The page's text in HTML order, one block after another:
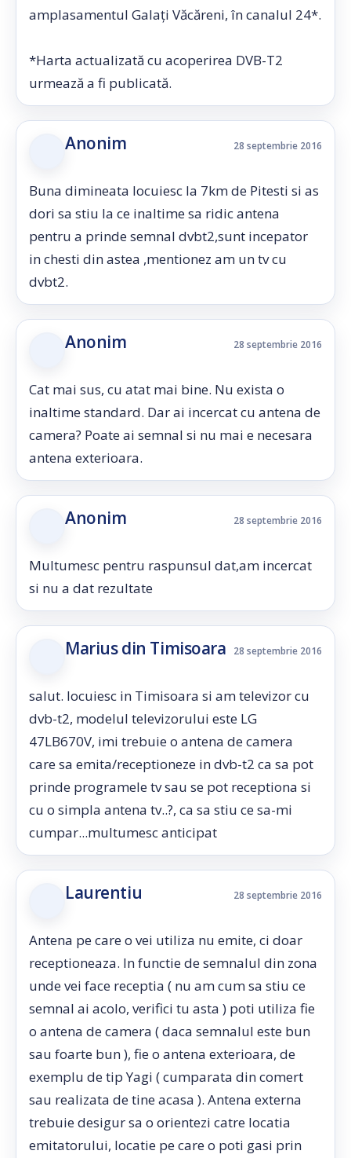
amplasamentul Galaţi Văcăreni, în canalul 24*.
*Harta actualizată cu acoperirea DVB-T2
urmează a fi publicată.
Anonim 28 septembrie 2016
Buna dimineata locuiesc la 7km de Pitesti si as
dori sa stiu la ce inaltime sa ridic antena
pentru a prinde semnal dvbt2,sunt incepator
in chesti din astea ,mentionez am un tv cu
dvbt2.
Anonim 28 septembrie 2016
Cat mai sus, cu atat mai bine. Nu exista o
inaltime standard. Dar ai incercat cu antena de
camera? Poate ai semnal si nu mai e necesara
antena exterioara.
Anonim 28 septembrie 2016
Multumesc pentru raspunsul dat,am incercat
si nu a dat rezultate
Marius din Timisoara 28 septembrie 2016
salut. locuiesc in Timisoara si am televizor cu
dvb-t2, modelul televizorului este LG
47LB670V, imi trebuie o antena de camera
care sa emita/receptioneze in dvb-t2 ca sa pot
prinde programele tv sau se pot receptiona si
cu o simpla antena tv..?, ca sa stiu ce sa-mi
cumpar...multumesc anticipat
Laurentiu 28 septembrie 2016
Antena pe care o vei utiliza nu emite, ci doar
receptioneaza. In functie de semnalul din zona
unde vei face receptia ( nu am cum sa stiu ce
semnal ai acolo, verifici tu asta ) poti utiliza fie
o antena de camera ( daca semnalul este bun
sau foarte bun ), fie o antena exterioara, de
exemplu de tip Yagi ( cumparata din comert
sau realizata de tine acasa ). Antena externa
trebuie desigur sa o orientezi catre locatia
emitatorului, locatie pe care o poti gasi prin